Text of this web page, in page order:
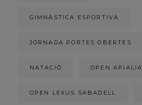
GIMNÀSTICA ESPORTIVA
JORNADA PORTES OBERTES
NATACIÓ OPEN APIALIA
OPEN LEXUS SABADELL